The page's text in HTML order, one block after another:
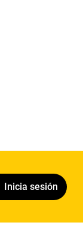
Inicia sesión